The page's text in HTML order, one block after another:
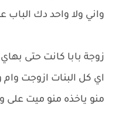
واني ولا واحد دك الباب
زوجة بابا كانت حتى
اي كل البنات ازوجت وام
منو ياخذه منو ميت على